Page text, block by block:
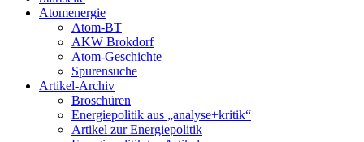
Atomenergie
Atom-BT
AKW Brokdorf
Atom-Geschichte
Spurensuche
Artikel-Archiv
Broschüren
Energiepolitik aus „analyse+kritik“
Artikel zur Energiepolitik